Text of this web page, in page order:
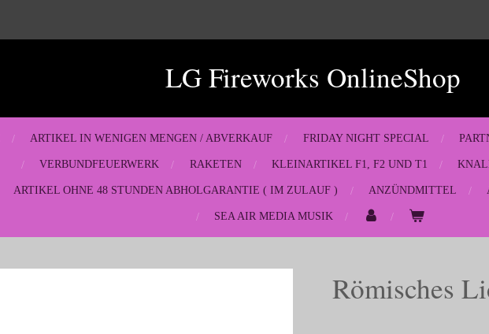
LG Fireworks OnlineShop
ARTIKEL IN WENIGEN MENGEN / ABVERKAUF FRIDAY NIGHT SPECIAL
VERBUNDFEUERWERK RAKETEN KLEINARTIKEL F1, F2 UND T1
ARTIKEL OHNE 48 STUNDEN ABHOLGARANTIE ( IM ZULAUF ) ANZÜNDMITTEL
SEA AIR MEDIA MUSIK
Römisches